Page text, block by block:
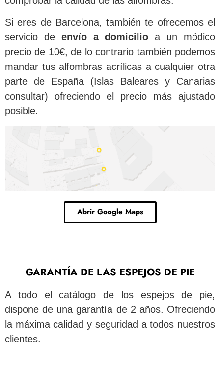
Si eres de Barcelona, también te ofrecemos el
servicio de envío a domicilio a un módico
precio de 10€, de lo contrario también podemos
mandar tus alfombras acrílicas a cualquier otra
parte de España (Islas Baleares y Canarias
consultar) ofreciendo el precio más ajustado
posible.
Abrir Google Maps
GARANTÍA DE LAS ESPEJOS DE PIE
A todo el catálogo de los espejos de pie,
dispone de una garantía de 2 años. Ofreciendo
la máxima calidad y seguridad a todos nuestros
clientes.